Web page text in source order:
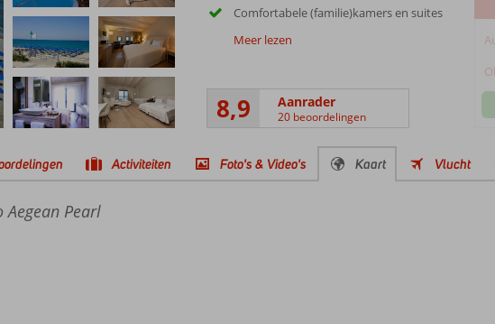
Comfortabele (familie)kamers en suites
Meer lezen
8,9 Aanrader
20 beoordelingen
Activiteiten Foto's & Video's Kaart Vlucht
Aegean Pearl